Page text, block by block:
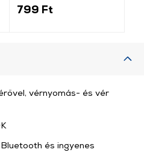
fekete/rozéarany (GP-
799 Ft
vérnyomás- és vér
és ingyenes